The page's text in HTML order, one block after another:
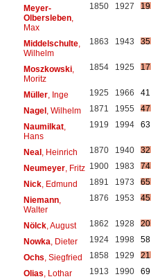
Meyer-
Olbersleben,
Max
1850 1927 19
Middelschulte,
Wilhelm
1863 1943 35
Moszkowski,
Moritz
1854 1925 17
Müller, Inge 1925 1966
41
Nagel, Wilhelm 1871 1955
47
Naumilkat,
Hans
1919 1994 63
Neal, Heinrich 1870 1940
32
Neumeyer, Fritz 1900 1983
74
Nick, Edmund 1891 1973
65
Niemann,
Walter
1876 1953 45
Nölck, August 1862 1928
20
Nowka , Dieter 1924 1998
58
Ochs , Siegfried 1858 1929
21
Olias , Lothar 1913 1990
69